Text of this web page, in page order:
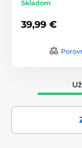
Skladom
39,99 €